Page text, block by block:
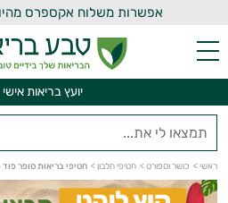
אפשרות משלוח אקספרס
יועץ בריאות אישי AI
ראשי > כושר וספורט > חטיפי חלבון > חטיפי בריאות סופר פוד
יועץ בריאות אישי AI